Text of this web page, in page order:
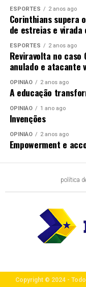
ESPORTES 2 anos ago
Corinthians supera
de estreias e virada
ESPORTES 2 anos ago
Reviravolta no caso
anulado e atacante
OPINIÃO 2 anos ago
A educação
OPINIÃO 1 ano ago
Invenções
OPINIÃO 2 anos ago
Empowerment e
política
Copyright © 2024 -